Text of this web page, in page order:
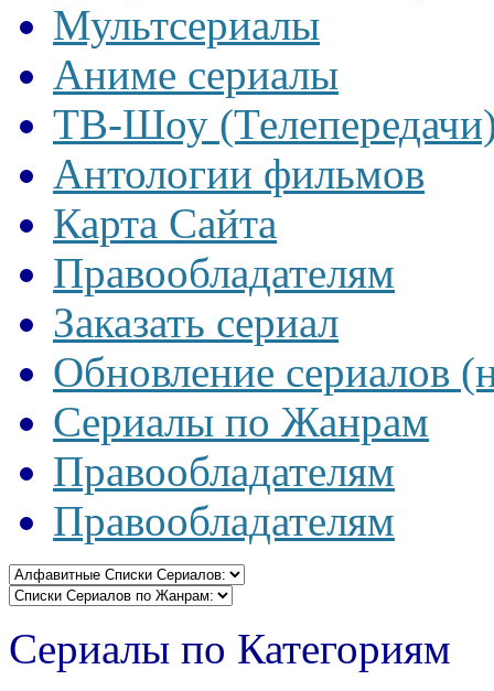
Мультсериалы
Аниме сериалы
ТВ-Шоу
Антологии фильмов
Карта Сайта
Правообладателям
Заказать сериал
Обновление сериалов
Сериалы по Жанрам
Правообладателям
Правообладателям
Сериалы по Категориям